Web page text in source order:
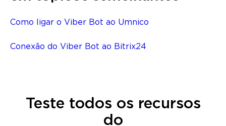
Como ligar o Viber Bot ao Umnico
Conexão do Viber Bot ao Bitrix24
Teste todos os recursos
do